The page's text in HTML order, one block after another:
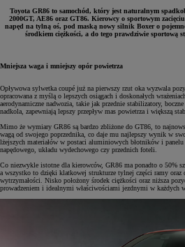
Toyota GR86 to samochód, który jest naturalnym
2000GT, AE86 oraz GT86. Kierowcy o sportowym
napęd na tylną oś, pod maską nowy silnik Boxer o
środkiem ciężkości, a do tego prawdziwie sportową
Mniejsza waga i mniejszy opór powietrza
Opływowa sylwetka coupé już na pierwszy rzut oka wyzwala
opracowana z myślą o lepszych osiągach i doskonałych
aerodynamiczne nadwozia, takie jak przednie stabilizatory,
nadkola, zapewniają lepszy przepływ mas powietrza i większą
Mimo że wymiary GR86 są bardzo zbliżone do GT86, to
wagą od swojego poprzednika, co daje mu najlepszy wynik w
lżejszych materiałów w postaci aluminiowych błotników i panelu
napędowego, układu wydechowego czy przednich foteli.
Co niezwykle istotne dla kierowców, GR86 ma ponadto o 50%
a wszystko to dzięki klatkowej strukturze tylnej części ramy
wytrzymałości. Nisko położony środek ciężkości oraz niższa
prowadzeniem i idealnymi właściwościami jezdnymi w każdych